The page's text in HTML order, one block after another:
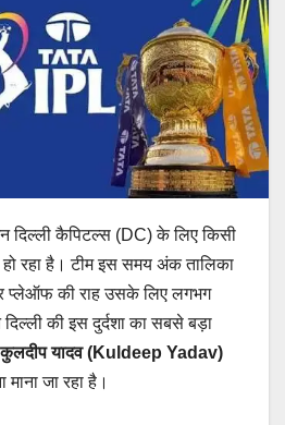
दिल्ली कैपिटल्स (DC) के लिए किसी
रहा है। टीम इस समय अंक तालिका
प्लेऑफ की राह उसके लिए लगभग
की इस दुर्दशा का सबसे बड़ा
कुलदीप यादव (Kuldeep Yadav)
जा रहा है।